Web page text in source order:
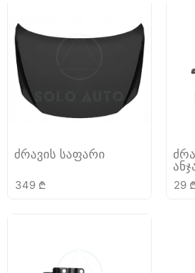
ძრავის საფარი
349 ₾
29